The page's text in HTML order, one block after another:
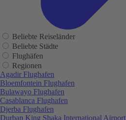
Beliebte Reiseländer
Beliebte Städte
Flughäfen
Regionen
Agadir Flughafen
Bloemfontein Flughafen
Bulawayo Flughafen
Casablanca Flughafen
Djerba Flughafen
Durban King Shaka International Airport